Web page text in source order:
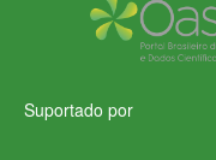
Suportado por